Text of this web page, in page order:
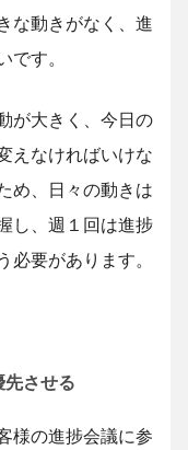
な動きがなく、進
です。
が大きく、今日の
えなければいけな
め、日々の動きは
し、週１回は進捗
必要があります。
先させる
様の進捗会議に参